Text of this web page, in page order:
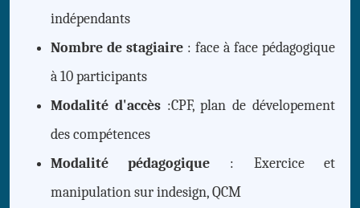
indépendants
Nombre de stagiaire: face à face pédagogique
à 10 participants
Modalité d'accès :CPF, plan de dévelopement
des compétences
Modalité pédagogique : Exercice et
manipulation sur indesign, QCM